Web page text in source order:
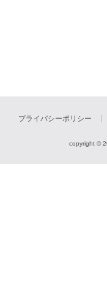
プライバシーポリシー
copyright ©